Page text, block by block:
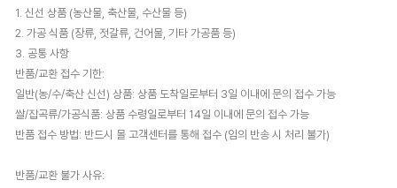
1. 신선 상품 (농산물, 축산물, 수산물 등)
2. 가공 식품 (장류, 젓갈류, 건어물, 기타 가공품 등)
3. 공통 사항
반품/교환 접수 기한:
일반(농/수/축산 신선) 상품: 상품 도착일로부터 3일 이내에 문의 접수 가능
쌀/잡곡류/가공식품: 상품 수령일로부터 14일 이내에 문의 접수 가능
반품 접수 방법: 반드시 몰 고객센터를 통해 접수 (임의 반송 시 처리 불가)
반품/교환 불가 사유: